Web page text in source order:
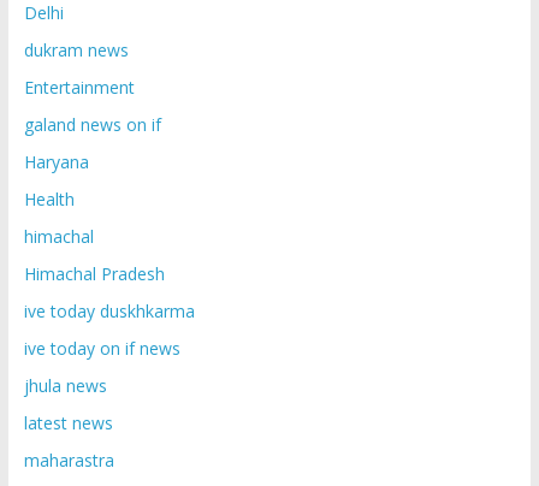
Delhi
dukram news
Entertainment
galand news on if
Haryana
Health
himachal
Himachal Pradesh
ive today duskhkarma
ive today on if news
jhula news
latest news
maharastra